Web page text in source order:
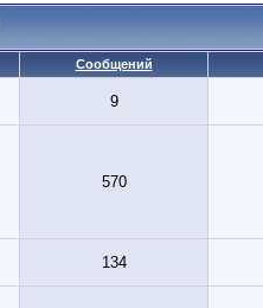
Сообщений
9
570
134